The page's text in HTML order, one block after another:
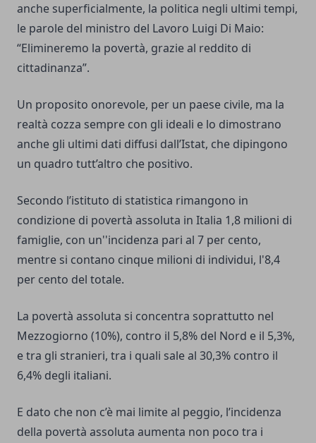
anche superficialmente, la politica negli ultimi tempi,
le parole del ministro del Lavoro Luigi Di Maio:
“Elimineremo la povertà, grazie al reddito di
cittadinanza”.
Un proposito onorevole, per un paese civile, ma la
realtà cozza sempre con gli ideali e lo dimostrano
anche gli ultimi dati diffusi dall’Istat, che dipingono
un quadro tutt’altro che positivo.
Secondo l’istituto di statistica rimangono in
condizione di povertà assoluta in Italia 1,8 milioni di
famiglie, con un''incidenza pari al 7 per cento,
mentre si contano cinque milioni di individui, l'8,4
per cento del totale.
La povertà assoluta si concentra soprattutto nel
Mezzogiorno (10%), contro il 5,8% del Nord e il 5,3%,
e tra gli stranieri, tra i quali sale al 30,3% contro il
6,4% degli italiani.
E dato che non c’è mai limite al peggio, l’incidenza
della povertà assoluta aumenta non poco tra i